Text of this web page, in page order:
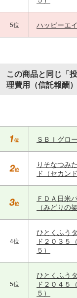
5位 ハッピーエ
この商品と同じ「
理費用（信託報酬
ＳＢＩグロ
りそなつみ
ド（セカン
ＦＤＡ日米
（みどりの
4位
ひとくふう
ド２０３５
５）
5位
ひとくふう
ド２０４５
５）